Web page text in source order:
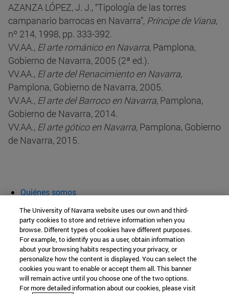
AZANZA LÓPEZ, J. J., “Tipología de las torres
campanario barrocas en Navarra”, Príncipe de Viana,
nº 214, 1998, pp. 333-392.
VV.AA., El arte románico en Navarra, Pamplona,
Gobierno de Navarra, 2005 (2ª ed.).
VV.AA., El arte del Renacimiento en Navarra,
Pamplona, Gobierno de Navarra, 2005.
VV.AA., El arte del Barroco en Navarra, Pamplona,
Gobierno de Navarra, 2014.
VV.AA., El arte gótico en Navarra, Pamplona, Gobierno
de Navarra, 2015.
Quiénes somos
Aula abierta
Cátedra de Patrimonio y Arte Navarro
Facultad de Filosofía y Letras
The University of Navarra website uses our own and third-
party cookies to store and retrieve information when you
browse. Different types of cookies have different purposes.
For example, to identify you as a user, obtain information
about your browsing habits respecting your privacy, or
personalize how the content is displayed. You can select the
cookies you want to enable or accept them all. This banner
will remain active until you choose one of the two options.
For more detailed information about our cookies, please visit